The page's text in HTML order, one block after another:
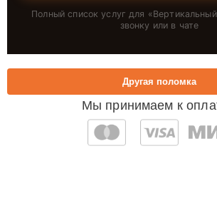
Полный список услуг для «
звонку или в чате
Мы принимаем к
Другая поломка